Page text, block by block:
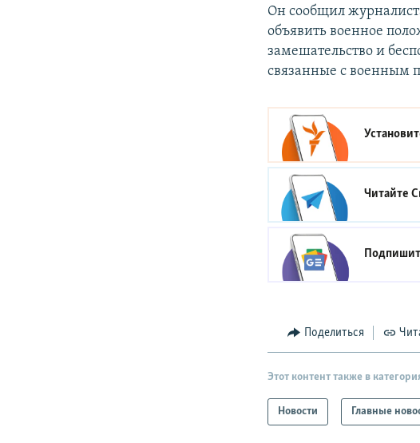
Он сообщил
объявить военное
замешательство и
связанные с военным
Читайте
Поделиться
Этот контент также в
Новости Главные